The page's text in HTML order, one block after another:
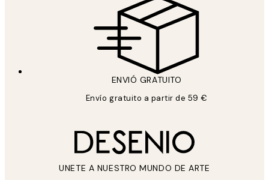
ENVIÓ GRATUITO
Envío gratuito a partir de 59 €
UNETE A NUESTRO MUNDO DE ARTE